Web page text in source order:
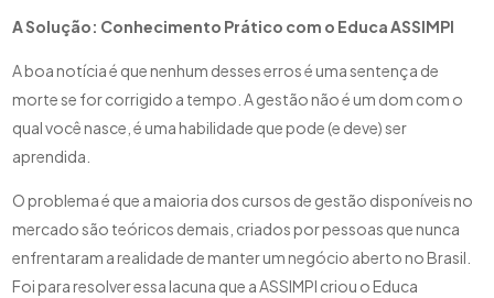
A Solução: Conhecimento Prático com o Educa ASSIMPI
A boa notícia é que nenhum desses erros é uma sentença de
morte se for corrigido a tempo. A gestão não é um dom com o
qual você nasce, é uma habilidade que pode (e deve) ser
aprendida.
O problema é que a maioria dos cursos de gestão disponíveis no
mercado são teóricos demais, criados por pessoas que nunca
enfrentaram a realidade de manter um negócio aberto no Brasil.
Foi para resolver essa lacuna que a ASSIMPI criou o Educa